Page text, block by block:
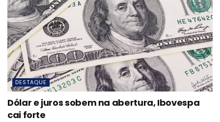
DESTAQUE
Dólar e juros sobem na abertura, Ibovespa
cai forte